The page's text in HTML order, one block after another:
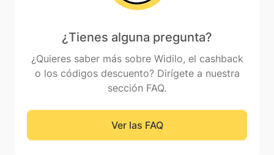
¿Tienes alguna pregunta?
¿Quieres saber más sobre Widilo, el cashback
o los códigos descuento? Dirígete a nuestra
sección FAQ.
Ver las FAQ